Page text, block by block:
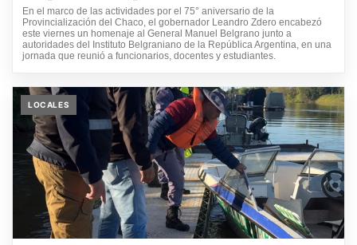
En el marco de las actividades por el 75° aniversario de la
Provincialización del Chaco, el gobernador Leandro Zdero encabezó
este viernes un homenaje al General Manuel Belgrano junto a
autoridades del Instituto Belgraniano de la República Argentina, en una
jornada que reunió a funcionarios, docentes y estudiantes.
LOCALES